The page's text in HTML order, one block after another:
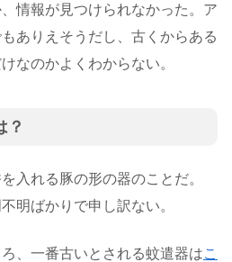
情報が見つけられなかった。ア
ありえそうだし、古くからある
なのかよくわからない。
？
入れる豚の形の器のことだ。
明ばかりで申し訳ない。
、一番古いとされる蚊遣器はこ